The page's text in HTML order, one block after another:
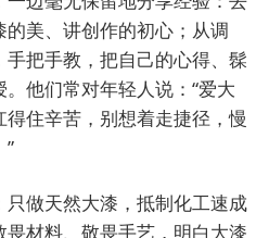
美、讲创作的初心；从调
把手教，把自己的心得、髹
他们常对年轻人说：“爱大
住辛苦，别想着走捷径，慢
做天然大漆，抵制化工速成
材料、敬畏手艺，明白大漆